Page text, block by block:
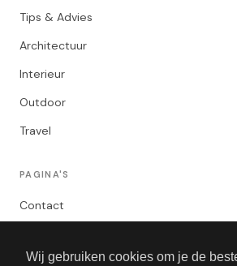
Wij gebruiken cookies om je de
Tips & Advies
Architectuur
Interieur
Outdoor
Travel
PAGINA'S
Contact
Algemene Voorwaarden